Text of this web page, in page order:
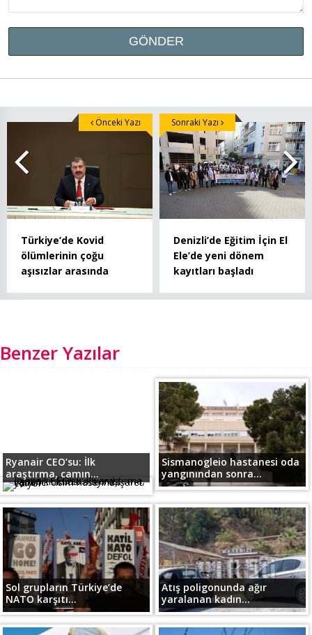
Türkiye’de Kovid
ölümlerinin çoğu
aşısızlar arasında
Önceki Yazı
Denizli’de Eğitim İçin El
Ele’de yeni dönem
kayıtları başladı
Sonraki Yazı
Benzer Yazılar
Ryanair CEO’su: İlk
araştırma, camın...
Sismanogleio hastanesi oda
yangınından sonra...
Sol grupların Türkiye’de
NATO karşıtı...
Atış poligonunda ağır
yaralanan kadın...